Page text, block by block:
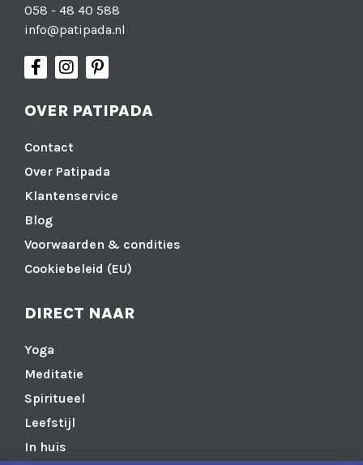
058 - 48 40 588
info@patipada.nl
OVER PATIPADA
Contact
Over Patipada
Klantenservice
Blog
Voorwaarden & condities
Cookiebeleid (EU)
DIRECT NAAR
Yoga
Meditatie
Spiritueel
Leefstijl
In huis